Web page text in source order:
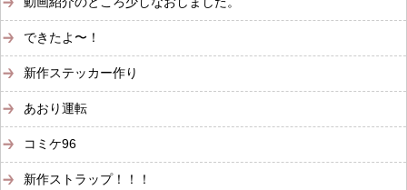
できたよ〜！
新作ステッカー作り
あおり運転
コミケ96
新作ストラップ！！！